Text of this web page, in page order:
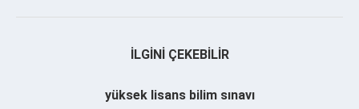
İLGINI ÇEKEBILIR
yüksek lisans bilim sınavı